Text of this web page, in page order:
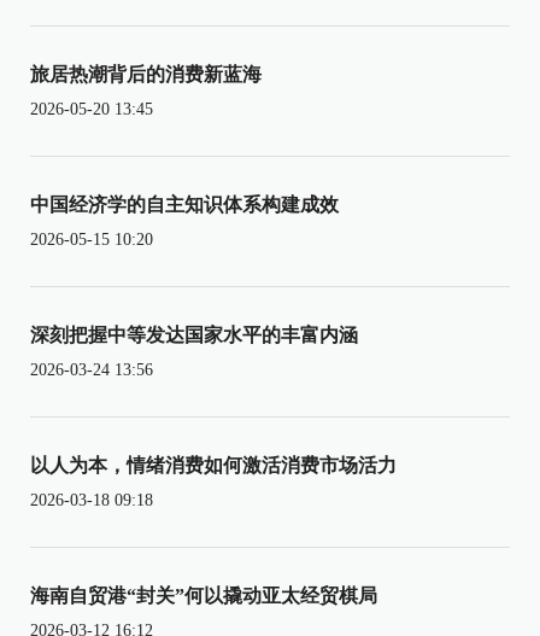
旅居热潮背后的消费新蓝海
2026-05-20 13:45
中国经济学的自主知识体系构建成效
2026-05-15 10:20
深刻把握中等发达国家水平的丰富内涵
2026-03-24 13:56
以人为本，情绪消费如何激活消费市场活力
2026-03-18 09:18
海南自贸港“封关”何以撬动亚太经贸棋局
2026-03-12 16:12